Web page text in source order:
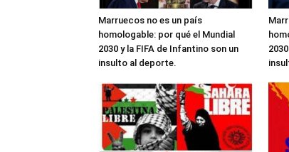
Marruecos no es un país
homologable: por qué el Mundial
2030 y la FIFA de Infantino son un
insulto al deporte.